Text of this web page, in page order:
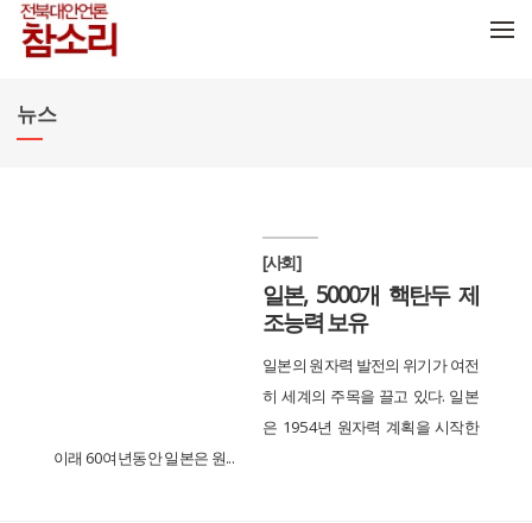
뉴스
[사회]
일본, 5000개 핵탄두 제
조능력 보유
일본의 원자력 발전의 위기가 여전
히 세계의 주목을 끌고 있다. 일본
은 1954년 원자력 계획을 시작한
이래 60여년동안 일본은 원...